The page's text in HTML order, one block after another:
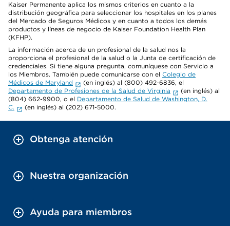
Kaiser Permanente aplica los mismos criterios en cuanto a la
distribución geográfica para seleccionar los hospitales en los planes
del Mercado de Seguros Médicos y en cuanto a todos los demás
productos y líneas de negocio de Kaiser Foundation Health Plan
(KFHP).
La información acerca de un profesional de la salud nos la
proporciona el profesional de la salud o la Junta de certificación de
credenciales. Si tiene alguna pregunta, comuníquese con Servicio a
los Miembros. También puede comunicarse con el Colegio de
Médicos de Maryland
(en inglés) al (800) 492-6836, el
Departamento de Profesiones de la Salud de Virginia
(en inglés) al
(804) 662-9900, o el Departamento de Salud de Washington, D.
C.
(en inglés) al (202) 671-5000.
Obtenga atención
Nuestra organización
Ayuda para miembros